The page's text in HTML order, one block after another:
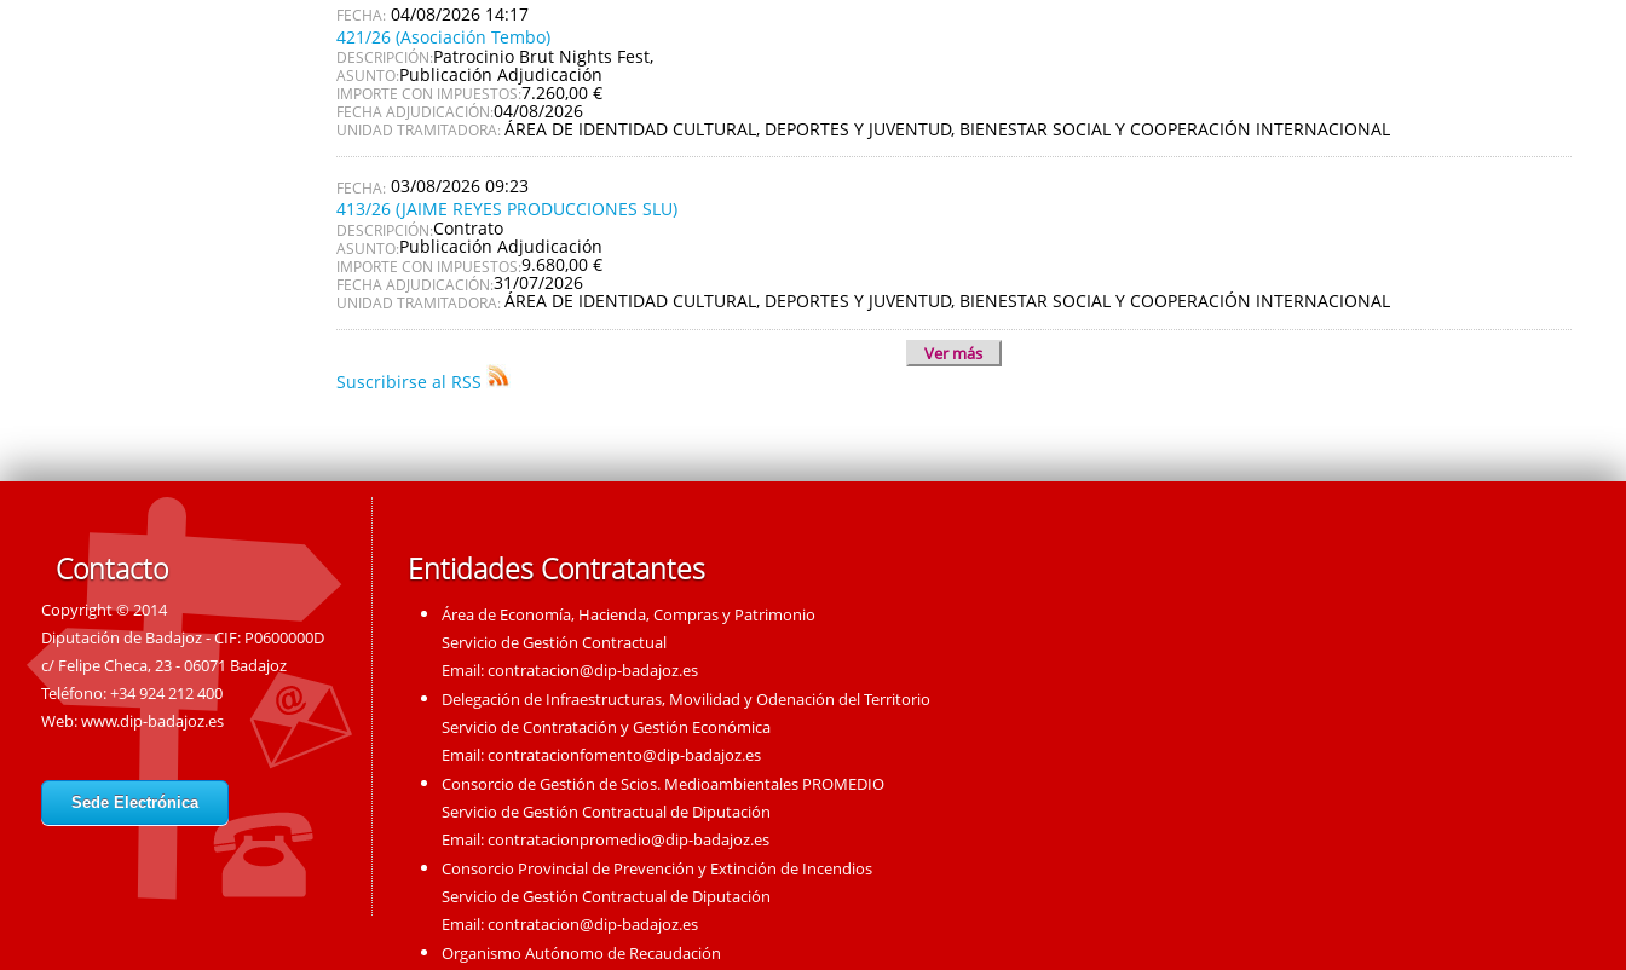
04/08/2026 14:17
421/26 (Asociación Tembo)
DESCRIPCIÓN:Patrocinio Brut Nights Fest,
ASUNTO:Publicación Adjudicación
IMPORTE CON IMPUESTOS:7.260,00 €
FECHA ADJUDICACIÓN:04/08/2026
UNIDAD TRAMITADORA: ÁREA DE IDENTIDAD CULTURAL, DEPORTES Y JUVENTUD, BIENESTAR SOCIAL Y COOPERACIÓN INTERNACIONAL
03/08/2026 09:23
413/26 (JAIME REYES PRODUCCIONES SLU)
DESCRIPCIÓN:Contrato
ASUNTO:Publicación Adjudicación
IMPORTE CON IMPUESTOS:9.680,00 €
FECHA ADJUDICACIÓN:31/07/2026
UNIDAD TRAMITADORA: ÁREA DE IDENTIDAD CULTURAL, DEPORTES Y JUVENTUD, BIENESTAR SOCIAL Y COOPERACIÓN INTERNACIONAL
Ver más
Suscribirse al RSS
Contacto
Copyright © 2014
Diputación de Badajoz - CIF: P0600000D
c/ Felipe Checa, 23 - 06071 Badajoz
Teléfono: +34 924 212 400
Web:www.dip-badajoz.es
Sede Electrónica
Entidades Contratantes
Área de Economía, Hacienda, Compras y Patrimonio
Servicio de Gestión Contractual
Email:contratacion@dip-badajoz.es
Delegación de Infraestructuras, Movilidad y Odenación del Territorio
Servicio de Contratación y Gestión Económica
Email:contratacionfomento@dip-badajoz.es
Consorcio de Gestión de Scios. Medioambientales PROMEDIO
Servicio de Gestión Contractual de Diputación
Email:contratacionpromedio@dip-badajoz.es
Consorcio Provincial de Prevención y Extinción de Incendios
Servicio de Gestión Contractual de Diputación
Email:contratacion@dip-badajoz.es
Organismo Autónomo de Recaudación